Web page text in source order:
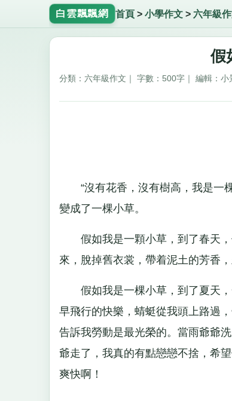
白雲飄飄網 首頁> 小學作文> 六年級
假
分類：六年級作文｜ 字數：500字｜ 編輯：小
“沒有花香，沒有樹高，我是一
變成了一棵小草。
假如我是一顆小草，到了春天，
來，脫掉舊衣裳，帶着泥土的芳香
假如我是一棵小草，到了夏天，
早飛行的快樂，蜻蜓從我頭上路過
告訴我勞動是最光榮的。當雨爺爺
爺走了，我真的有點戀戀不捨，希
爽快啊！